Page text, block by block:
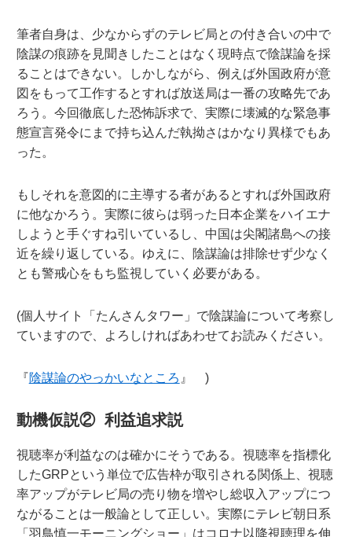
筆者自身は、少なからずのテレビ局との付き合いの中で
陰謀の痕跡を見聞きしたことはなく現時点で陰謀論を採
ることはできない。しかしながら、例えば外国政府が意
図をもって工作するとすれば放送局は一番の攻略先であ
ろう。今回徹底した恐怖訴求で、実際に壊滅的な緊急事
態宣言発令にまで持ち込んだ執拗さはかなり異様でもあ
った。
もしそれを意図的に主導する者があるとすれば外国政府
に他なかろう。実際に彼らは弱った日本企業をハイエナ
しようと手ぐすね引いているし、中国は尖閣諸島への接
近を繰り返している。ゆえに、陰謀論は排除せず少なく
とも警戒心をもち監視していく必要がある。
(個人サイト「たんさんタワー」で陰謀論について考察し
ていますので、よろしければあわせてお読みください。
『陰謀論のやっかいなところ 』 )
動機仮説② 利益追求説
視聴率が利益なのは確かにそうである。視聴率を指標化
したGRPという単位で広告枠が取引される関係上、視聴
率アップがテレビ局の売り物を増やし総収入アップにつ
ながることは一般論として正しい。実際にテレビ朝日系
「羽鳥慎一モーニングショー」はコロナ以降視聴理を伸